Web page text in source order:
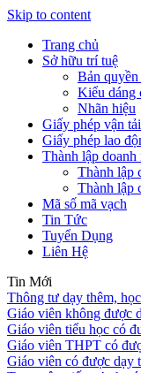
Skip to content
Trang chủ
Sở hữu trí tuệ
Bản quyền
Kiểu dáng
Nhãn hiệu
Giấy phép vận tải
Giấy phép lao
Thành lập doanh
Thành lập
Thành lập
Mã số mã vạch
Tin Tức
Tuyển Dụng
Liên Hệ
Tin Mới
Thông tư dạy thêm,
Giáo viên không được
Giáo viên tiểu học có
Giáo viên THPT có
Giáo viên có được dạy